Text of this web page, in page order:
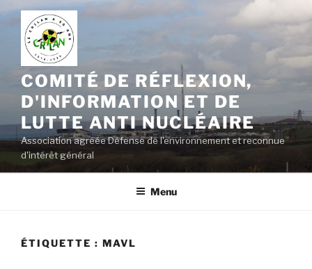
Aller
contenu
principal
COMITÉ DE RÉFLEXION,
D'INFORMATION ET DE
LUTTE ANTI NUCLÉAIRE
Association agréée Défense de l'environnement et reconnue
d'intérêt général
Menu
ÉTIQUETTE : MAVL